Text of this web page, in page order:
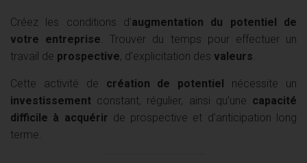
Créez les conditions d’augmentation du potentiel de
votre entreprise . Trouver du temps pour effectuer un
travail de prospective, d’explicitation des valeurs
Cette activité de création de potentiel nécessite un
investissement constant, régulier, ainsi qu’une capacité
difficile à acquérir de prospective et d’anticipation long
terme.